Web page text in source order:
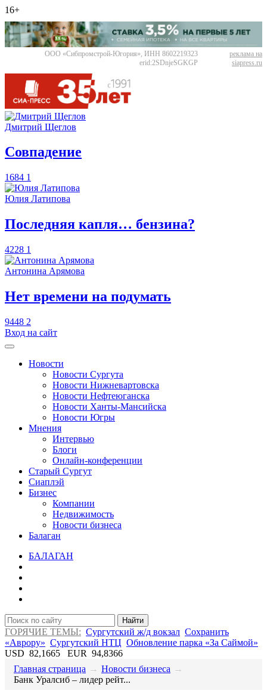
16+
ООО «Сибпромстрой-Югория», ИНН 8602219323
erid:2SDnjeSGKGP
реклама на
siapress.ru
Дмитрий Щеглов
​Совпадение
1684 1
Юлия Латипова
​Последняя капля… бензина?
4228 1
Антонина Арямова
​Нет времени на подумать
9448 2
Вход на сайт
Новости
Новости Сургута
Новости Нижневартовска
Новости Нефтеюганска
Новости Ханты-Мансийска
Новости Югры
Мнения
Интервью
Блоги
Онлайн-конференции
Старый Сургут
Сиаплэй
Бизнес
Компании
Недвижимость
Новости бизнеса
Балаган
БАЛАГАН
Найти
ГОРЯЧИЕ ТЕМЫ: Сургутский ж/д вокзал Сохранить
«Аврору» Сургутский НТЦ Обновление парка «За Саймой»
USD 82,1665 EUR 94,8366
Главная страница → Новости бизнеса →
​Банк Уралсиб – лидер рейт...